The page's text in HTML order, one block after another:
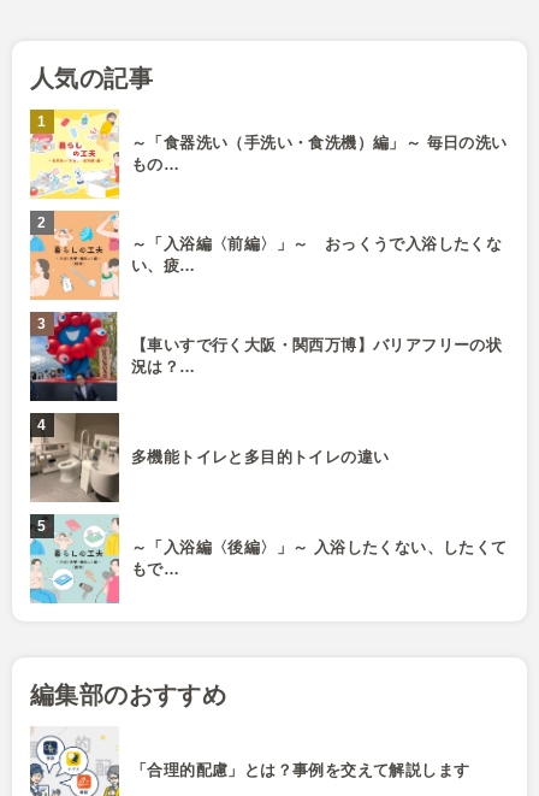
人気の記事
～「食器洗い（手洗い・食洗機）編」～ 毎日の洗い
もの…
～「入浴編〈前編〉」～ おっくうで入浴したくな
い、疲…
【車いすで行く大阪・関西万博】バリアフリーの状
況は？…
多機能トイレと多目的トイレの違い
～「入浴編〈後編〉」～ 入浴したくない、したくて
もで…
編集部のおすすめ
「合理的配慮」とは？事例を交えて解説します